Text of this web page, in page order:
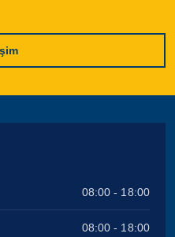
08:00 - 18:00
08:00 - 18:00